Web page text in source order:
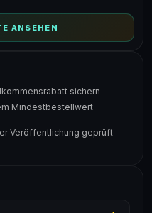
ANSEHEN
sichern
Mindestbestellwert
Veröffentlichung geprüft